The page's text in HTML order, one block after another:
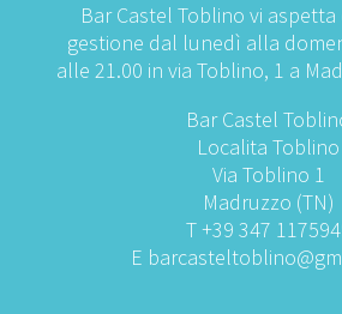
Bar Castel Toblino vi
gestione dal lunedì alla
alle 21.00 in via Toblino, 1 a
Bar Castel
Localita Toblino
Via Toblino 1
Madruzzo (TN)
T +39 347
E